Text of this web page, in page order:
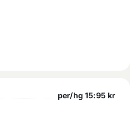
per/hg 15:95 kr